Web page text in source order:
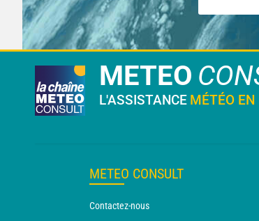
METEO
L'ASSISTANCE MÉTÉO EN
METEO CONSULT
Contactez-nous